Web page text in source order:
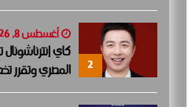
2
أغسطس 8, 2026
كاي
المصري وتقرر